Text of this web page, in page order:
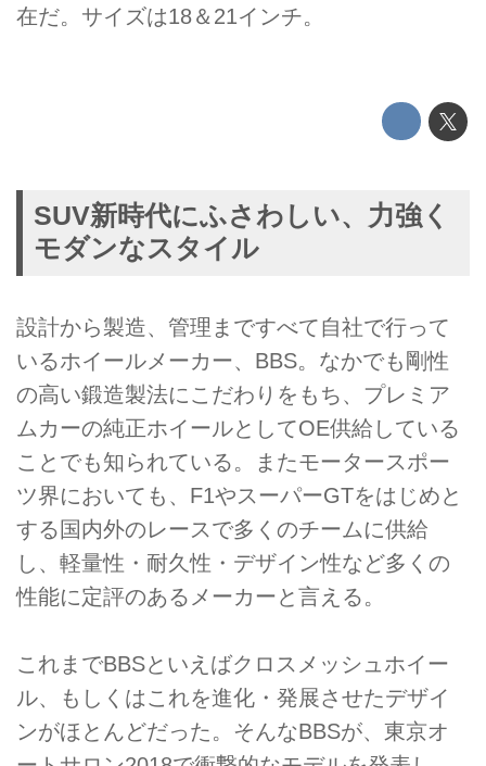
在だ。サイズは18＆21インチ。
SUV新時代にふさわしい、力強く
モダンなスタイル
設計から製造、管理まですべて自社で行って
いるホイールメーカー、BBS。なかでも剛性
の高い鍛造製法にこだわりをもち、プレミア
ムカーの純正ホイールとしてOE供給している
ことでも知られている。またモータースポー
ツ界においても、F1やスーパーGTをはじめと
する国内外のレースで多くのチームに供給
し、軽量性・耐久性・デザイン性など多くの
性能に定評のあるメーカーと言える。
これまでBBSといえばクロスメッシュホイー
ル、もしくはこれを進化・発展させたデザイ
ンがほとんどだった。そんなBBSが、東京オ